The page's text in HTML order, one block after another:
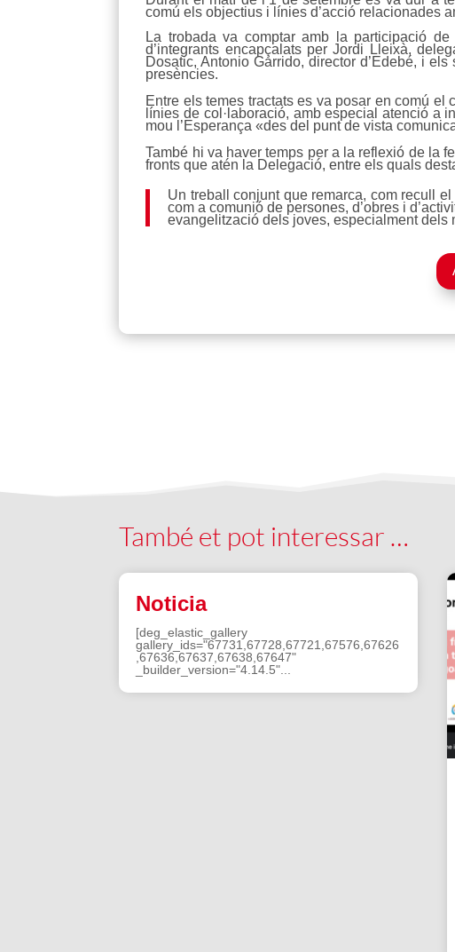
comú els objectius i línies d’acció relacionades
La trobada va comptar amb la participació
d’integrants encapçalats per Jordi Lleixà,
Dosatic, Antonio Garrido, director d’Edebé, i
presències.
Entre els temes tractats es va posar en comú
línies de col·laboració, amb especial atenció a
mou l’Esperança «des del punt de vista
També hi va haver temps per a la reflexió de la
fronts que atén la Delegació, entre els quals
Un treball conjunt que remarca, com recull
com a comunió de persones, d’obres i
evangelització dels joves, especialment dels
També et pot interessar …
Noticia
[deg_elastic_gallery
gallery_ids="67731,67728,67721,67576,67626
,67636,67637,67638,67647"
_builder_version="4.14.5"...